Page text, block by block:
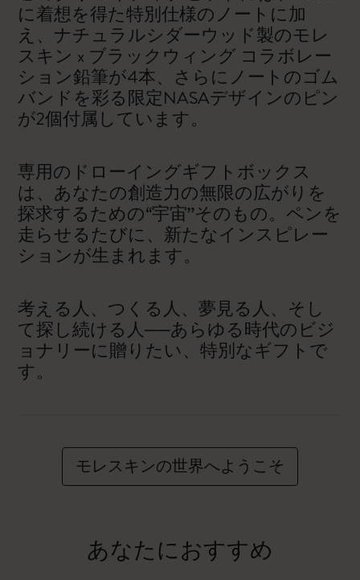
に着想を得た特別仕様のノートに加
え、ナチュラルシダーウッド製のモレ
スキン x ブラックウィング コラボレー
ション鉛筆が4本、さらにノートのゴム
バンドを彩る限定NASAデザインのピン
が2個付属しています。
専用のドローイングギフトボックス
は、あなたの創造力の無限の広がりを
探求するための“宇宙”そのもの。ペンを
走らせるたびに、新たなインスピレー
ションが生まれます。
考える人、つくる人、夢見る人、そし
て探し続ける人──あらゆる時代のビジ
ョナリーに贈りたい、特別なギフトで
す。
モレスキンの世界へようこそ
あなたにおすすめ